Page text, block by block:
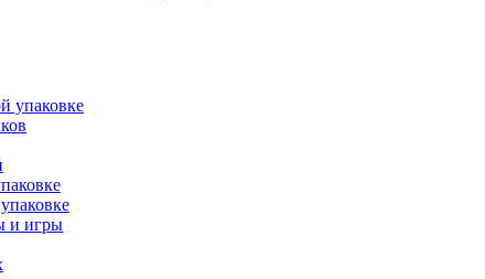
упаковке
и игры